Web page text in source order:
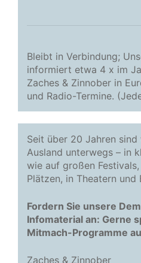
Bleibt in Verbindung;
informiert etwa 4 x im
Zaches & Zinnober in
und Radio-Termine.
Seit über 20 Jahren
Ausland unterwegs – in
wie auf großen
Plätzen, in Theatern und
Fordern Sie unsere
Infomaterial an: Gerne
Mitmach-Programme
Zaches & Zinnober